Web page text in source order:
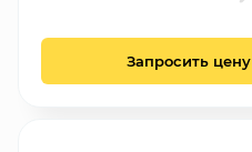
Запросить цену